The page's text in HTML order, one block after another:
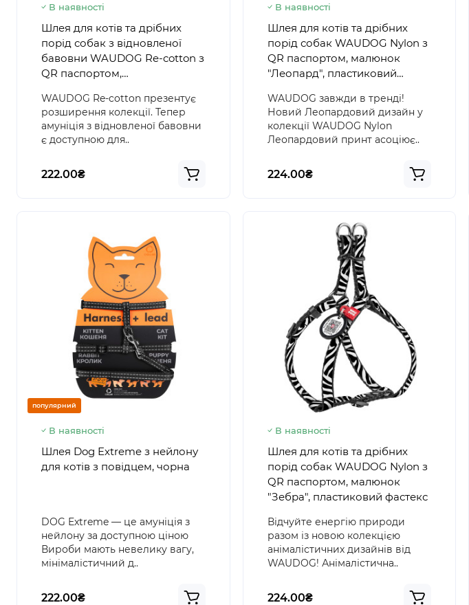
В наявності
Шлея для котів та дрібних
порід собак з відновленої
бавовни WAUDOG Re-cotton з
QR паспортом,
пластиковий фастекс, розмір
XS, 28-40 см 10 мм,
помаранчева
WAUDOG Re-cotton презентує
розширення колекції. Тепер
амуніція з відновленої бавовни
є доступною для..
222.00₴
В наявності
Шлея для котів та дрібних
порід собак WAUDOG Nylon з
QR паспортом, малюнок
"Леопард", пластиковий
WAUDOG завжди в тренді!
Новий Леопардовий дизайн у
колекції WAUDOG Nylon
Леопардовий принт асоціює..
224.00₴
популярний
В наявності
Шлея Dog Extreme з нейлону
для котів з повідцем, чорна
DOG Extreme — це амуніція з
нейлону за доступною ціною
Вироби мають невелику вагу,
мінімалістичний д..
222.00₴
В наявності
Шлея для котів та дрібних
порід собак WAUDOG Nylon з
QR паспортом, малюнок
"Зебра", пластиковий фастекс
Відчуйте енергію природи
разом із новою колекцією
анімалістичних дизайнів від
WAUDOG! Анімалістична..
224.00₴